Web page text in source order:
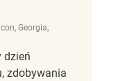
Georgia,
dzień
zdobywania